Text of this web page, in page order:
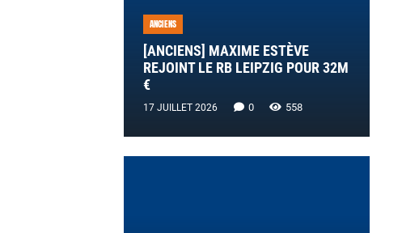
ANCIENS
[ANCIENS] MAXIME ESTÈVE
REJOINT LE RB LEIPZIG POUR 32M
€
17 JUILLET 2026 0 558